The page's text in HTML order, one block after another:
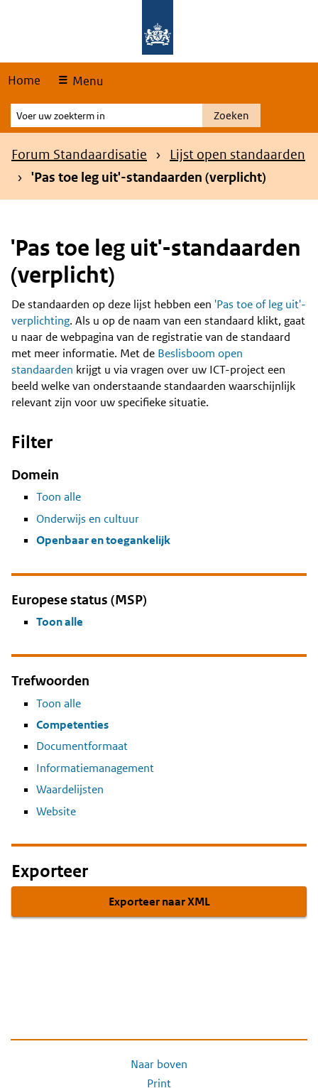
Home Menu
Voer
uw
zoekterm
Zoeken
Kruimelpad
Forum Standaardisatie
Lijst open standaarden
'Pas toe leg uit'-standaarden (verplicht)
'Pas toe leg uit'-standaarden
(verplicht)
Content
De standaarden op deze lijst hebben een 'Pas toe of leg uit'-
verplichting. Als u op de naam van een standaard klikt, gaat
u naar de webpagina van de registratie van de standaard
met meer informatie. Met de Beslisboom open
standaarden krijgt u via vragen over uw ICT-project een
beeld welke van onderstaande standaarden waarschijnlijk
relevant zijn voor uw specifieke situatie.
Filter
Domein
Toon alle
Onderwijs en cultuur
Openbaar en toegankelijk
Europese status (MSP)
Toon alle
Trefwoorden
Toon alle
Competenties
Documentformaat
Informatiemanagement
Waardelijsten
Website
Exporteer
Exporteer naar XML
Naar boven
Print